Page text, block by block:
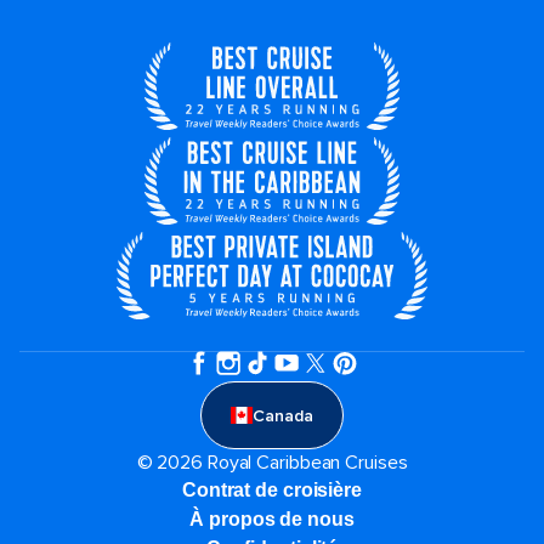
Canada
© 2026 Royal Caribbean Cruises
Contrat de croisière
À propos de nous